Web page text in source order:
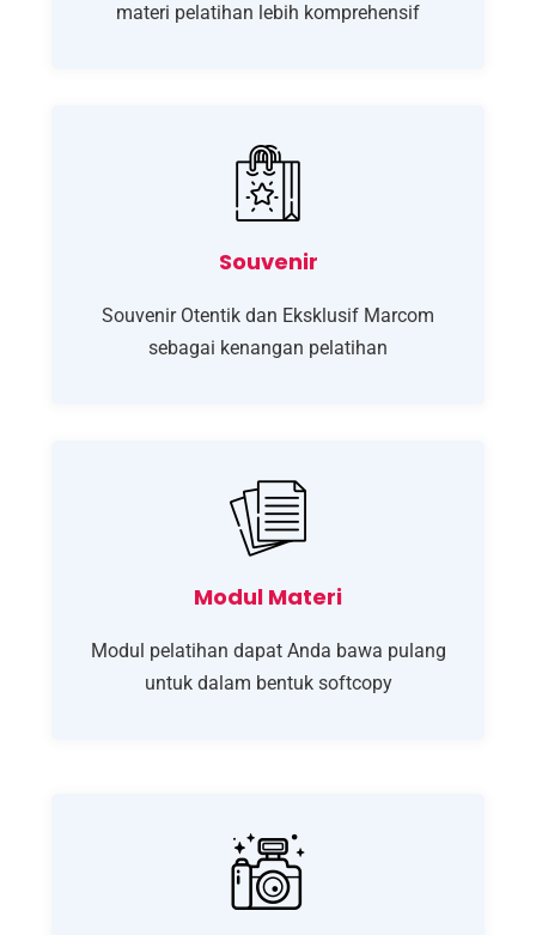
materi pelatihan lebih komprehensif
Souvenir
Souvenir Otentik dan Eksklusif Marcom
sebagai kenangan pelatihan
Modul Materi
Modul pelatihan dapat Anda bawa pulang
untuk dalam bentuk softcopy